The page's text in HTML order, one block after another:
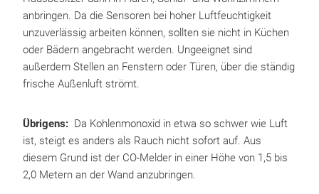
anbringen. Da die Sensoren bei hoher Luftfeuchtigkeit
unzuverlässig arbeiten können, sollten sie nicht in Küchen
oder Bädern angebracht werden. Ungeeignet sind
außerdem Stellen an Fenstern oder Türen, über die ständig
frische Außenluft strömt.
Übrigens: Da Kohlenmonoxid in etwa so schwer wie Luft
ist, steigt es anders als Rauch nicht sofort auf. Aus
diesem Grund ist der CO-Melder in einer Höhe von 1,5 bis
2,0 Metern an der Wand anzubringen.